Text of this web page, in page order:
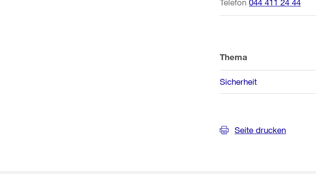
Telefon 044 411 24 44
Thema
Sicherheit
Seite drucken